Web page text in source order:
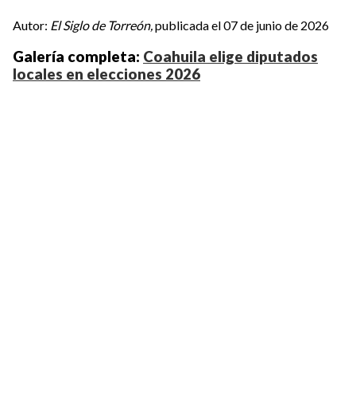
Autor: El Siglo de Torreón,publicada el 07 de junio de 2026
Galería completa: Coahuila elige diputados
locales en elecciones 2026